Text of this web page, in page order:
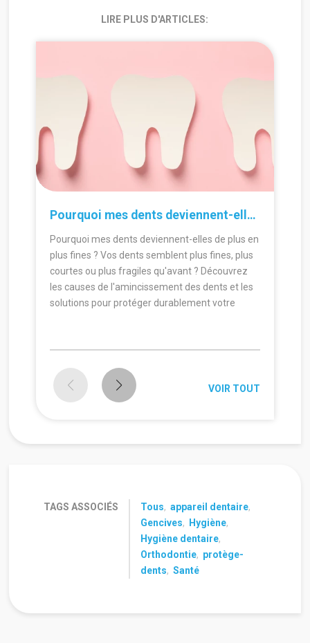
LIRE PLUS D'ARTICLES:
30.06.2026
Pourquoi mes dents deviennent-elles de plus en plus fines ?
Pourquoi mes dents deviennent-elles de plus en
plus fines ? Vos dents semblent plus fines, plus
courtes ou plus fragiles qu'avant ? Découvrez
les causes de l'amincissement des dents et les
solutions pour protéger durablement votre
VOIR TOUT
TAGS ASSOCIÉS Tous, appareil dentaire,
Gencives, Hygiène,
Hygiène dentaire,
Orthodontie, protège-
dents, Santé